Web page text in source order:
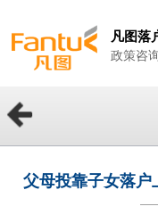
凡图落
政策咨
父母投靠子女落户